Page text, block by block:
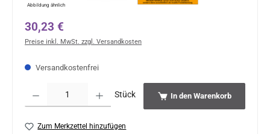
Abbildung ähnlich
Regulärer Preis:
30,23 €
Preise inkl. MwSt. zzgl. Versandkosten
Versandkostenfrei
Stück In den Warenkorb
Zum Merkzettel hinzufügen